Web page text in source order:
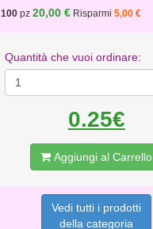
100pz 20,00 €Risparmi 5,00 €
Quantità che vuoi ordinare:
0.25€
Aggiungi al Carrello
Vedi tutti i prodotti
della categoria